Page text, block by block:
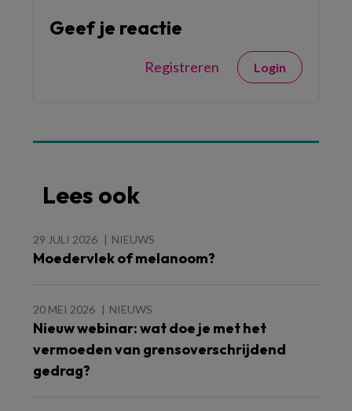
Geef je reactie
Registreren Login
Lees ook
29 JULI 2026 NIEUWS
Moedervlek of melanoom?
20 MEI 2026 NIEUWS
Nieuw webinar: wat doe je met het
vermoeden van grensoverschrijdend
gedrag?